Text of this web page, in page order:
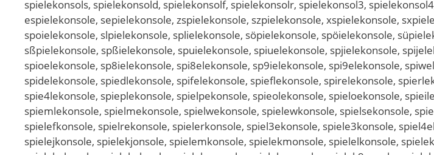
spielekonsols, spielekonsold, spielekonsolf, spielekonsolr, spielekonsol3,
espielekonsole, sepielekonsole, zspielekonsole, szpielekonsole, xspielekonsole,
spoielekonsole, slpielekonsole, splielekonsole, söpielekonsole, spöielekonsole,
sßpielekonsole, spßielekonsole, spuielekonsole, spiuelekonsole, spjielekonsole,
spioelekonsole, sp8ielekonsole, spi8elekonsole, sp9ielekonsole, spi9elekonsole,
spidelekonsole, spiedlekonsole, spifelekonsole, spieflekonsole, spirelekonsole,
spie4lekonsole, spieplekonsole, spielpekonsole, spieolekonsole, spieloekonsole,
spiemlekonsole, spielmekonsole, spielwekonsole, spielewkonsole, spielsekonsole,
spielefkonsole, spielrekonsole, spielerkonsole, spiel3ekonsole, spiele3konsole,
spielejkonsole, spielekjonsole, spielemkonsole, spielekmonsole, spielelkonsole,